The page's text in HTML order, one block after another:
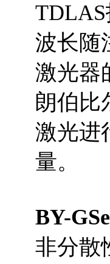
波长随
激光器
朗伯比
激光进
量。
BY-
非分散